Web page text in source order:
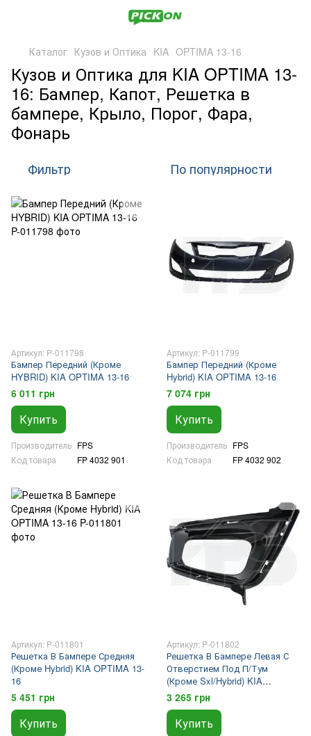
Каталог Кузов и Оптика KIA OPTIMA 13-16
Кузов и Оптика для KIA OPTIMA 13-
16: Бампер, Капот, Решетка в
бампере, Крыло, Порог, Фара,
Фонарь
Фильтр По популярности
Артикул: P-011798
Бампер Передний (Кроме
HYBRID) KIA OPTIMA 13-16
6 011 грн
Купить
Производитель FPS
Код товара
FP 4032 901
Артикул: P-011799
Бампер Передний (Кроме
Hybrid) KIA OPTIMA 13-16
7 074 грн
Купить
Производитель FPS
Код товара
FP 4032 902
Артикул: P-011801
Решетка В Бампере Средняя
(Кроме Hybrid) KIA OPTIMA 13-
16
5 451 грн
Купить
Артикул: P-011802
Решетка В Бампере Левая С
Отверстием Под П/Тум
(Кроме Sxl/Hybrid) KIA
OPTIMA 13-16
3 265 грн
Купить